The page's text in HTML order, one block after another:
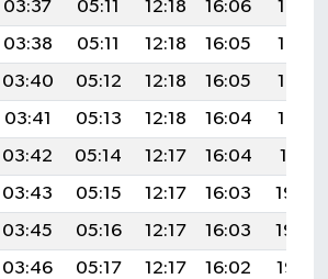
03:37 05:11 12:18 16:06
19:16
03:38 05:11 12:18 16:05
19:14
03:40 05:12 12:18 16:05
19:13
03:41 05:13 12:18 16:04
19:12
03:42 05:14 12:17 16:04
19:11
03:43 05:15 12:17 16:03
19:09
03:45 05:16 12:17 16:03
19:08
03:46 05:17 12:17 16:02
19:07